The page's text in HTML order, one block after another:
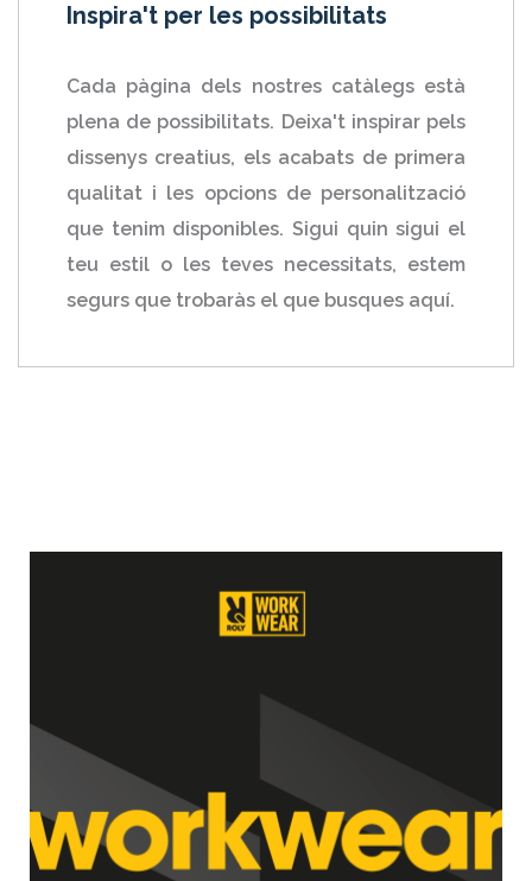
Inspira't per les possibilitats
Cada pàgina dels nostres catàlegs està
plena de possibilitats. Deixa't inspirar pels
dissenys creatius, els acabats de primera
qualitat i les opcions de personalització
que tenim disponibles. Sigui quin sigui el
teu estil o les teves necessitats, estem
segurs que trobaràs el que busques aquí.